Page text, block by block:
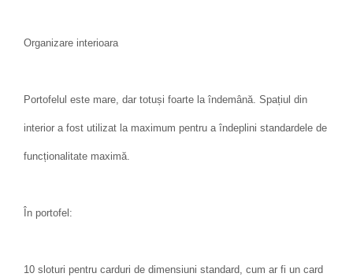
Organizare interioara
Portofelul este mare, dar totuși foarte la îndemână. Spațiul din
interior a fost utilizat la maximum pentru a îndeplini standardele de
funcționalitate maximă.
În portofel:
10 sloturi pentru carduri de dimensiuni standard, cum ar fi un card